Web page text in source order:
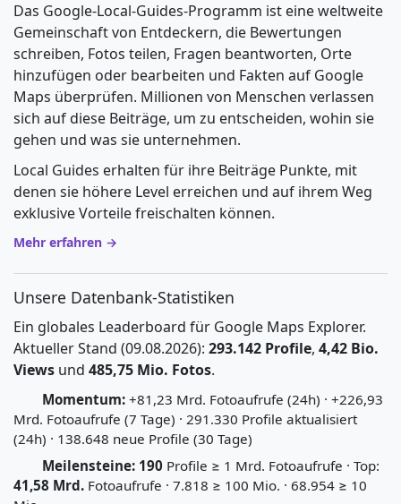
Das Google-Local-Guides-Programm ist eine weltweite
Gemeinschaft von Entdeckern, die Bewertungen
schreiben, Fotos teilen, Fragen beantworten, Orte
hinzufügen oder bearbeiten und Fakten auf Google
Maps überprüfen. Millionen von Menschen verlassen
sich auf diese Beiträge, um zu entscheiden, wohin sie
gehen und was sie unternehmen.
Local Guides erhalten für ihre Beiträge Punkte, mit
denen sie höhere Level erreichen und auf ihrem Weg
exklusive Vorteile freischalten können.
Mehr erfahren →
Unsere Datenbank-Statistiken
Ein globales Leaderboard für Google Maps Explorer.
Aktueller Stand (09.08.2026): 293.142 Profile, 4,42 Bio.
Views und 485,75 Mio. Fotos.
Momentum: +81,23 Mrd. Fotoaufrufe (24h) · +226,93
Mrd. Fotoaufrufe (7 Tage) · 291.330 Profile aktualisiert
(24h) · 138.648 neue Profile (30 Tage)
Meilensteine: 190 Profile ≥ 1 Mrd. Fotoaufrufe · Top:
41,58 Mrd. Fotoaufrufe · 7.818 ≥ 100 Mio. · 68.954 ≥ 10